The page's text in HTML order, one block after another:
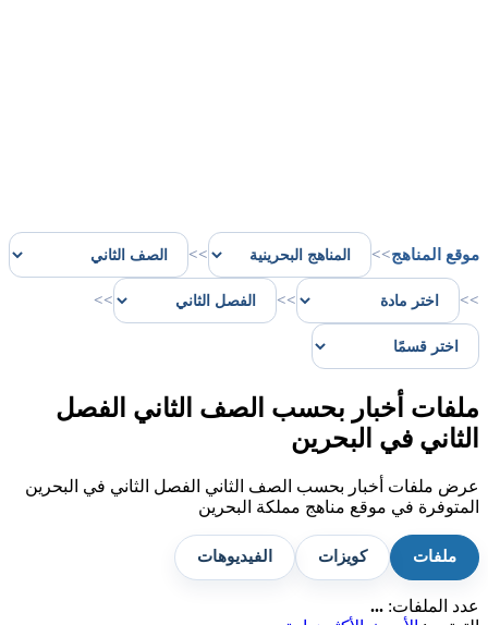
موقع المناهج>>
>>
>>
>>
>>
ملفات أخبار بحسب الصف الثاني الفصل
الثاني في البحرين
عرض ملفات أخبار بحسب الصف الثاني الفصل الثاني في البحرين
المتوفرة في موقع مناهج مملكة البحرين
ملفات كويزات الفيديوهات
عدد الملفات: ...